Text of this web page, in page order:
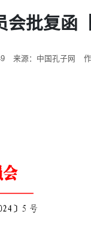
会批复函
来源：中国孔子网